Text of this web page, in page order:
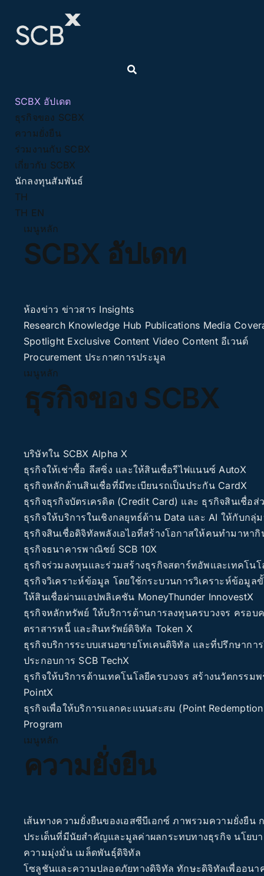
content
SCBX อัปเดต
ธุรกิจของ SCBX
ความยั่งยืน
ร่วมงานกับ SCBX
เกี่ยวกับ SCBX
นักลงทุนสัมพันธ์
TH
TH EN
เมนูหลัก
SCBX อัปเดท
ห้องข่าว ข่าวสาร Insights
Research Knowledge Hub Publications Media
Spotlight Exclusive Content Video Content อีเวนต์
Procurement ประกาศการประมูล
เมนูหลัก
ธุรกิจของ SCBX
บริษัทใน SCBX Alpha X
ธุรกิจให้เช่าซื้อ ลีสซิ่ง และให้สินเชื่อรีไฟแนนซ์ AutoX
ธุรกิจหลักด้านสินเชื่อที่มีทะเบียนรถเป็นประกัน CardX
ธุรกิจธุรกิจบัตรเครดิต (Credit Card) และ ธุรกิจสินเชื่อ
ธุรกิจให้บริการในเชิงกลยุทธ์ด้าน Data และ AI ให้กับกลุ่
ธุรกิจสินเชื่อดิจิทัลพลังเอไอที่สร้างโอกาสให้คนทำมาหา
ธุรกิจธนาคารพาณิชย์ SCB 10X
ธุรกิจร่วมลงทุนและร่วมสร้างธุรกิจสตาร์ทอัพและเทคโนโ
ธุรกิจวิเคราะห์ข้อมูล โดยใช้กระบวนการวิเคราะห์ข้อมู
ให้สินเชื่อผ่านแอปพลิเคชัน MoneyThunder InnovestX
ธุรกิจหลักทรัพย์ ให้บริการด้านการลงทุนครบวงจร ครอ
ตราสารหนี้ และสินทรัพย์ดิจิทัล Token X
ธุรกิจบริการระบบเสนอขายโทเคนดิจิทัล และที่ปรึกษาก
ประกอบการ SCB TechX
ธุรกิจให้บริการด้านเทคโนโลยีครบวงจร สร้างนวัตกรร
PointX
ธุรกิจเพื่อให้บริการแลกคะแนนสะสม (Point
Program
เมนูหลัก
ความยั่งยืน
เส้นทางความยั่งยืนของเอสซีบีเอกซ์ ภาพรวมความยั่งยืน
ประเด็นที่มีนัยสำคัญและมูลค่าผลกระทบทางธุรกิจ นโยบ
ความมุ่งมั่น เมล็ดพันธุ์ดิจิทัล
โซลูชันและความปลอดภัยทางดิจิทัล ทักษะดิจิทัลเพื่ออน